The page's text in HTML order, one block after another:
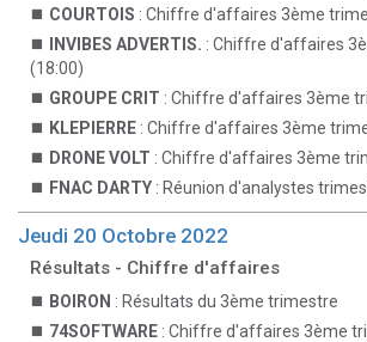
COURTOIS : Chiffre d'affaires 3ème
INVIBES ADVERTIS. : Chiffre d'affaires
(18:00)
GROUPE CRIT : Chiffre d'affaires 3ème
KLEPIERRE : Chiffre d'affaires 3ème
DRONE VOLT : Chiffre d'affaires 3ème
FNAC DARTY : Réunion d'analystes
Jeudi 20 Octobre 2022
Résultats - Chiffre d'affaires
BOIRON : Résultats du 3ème trimestre
74SOFTWARE : Chiffre d'affaires 3ème